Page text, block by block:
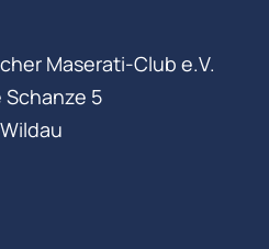
Maserati-Club e.V.
Schanze 5